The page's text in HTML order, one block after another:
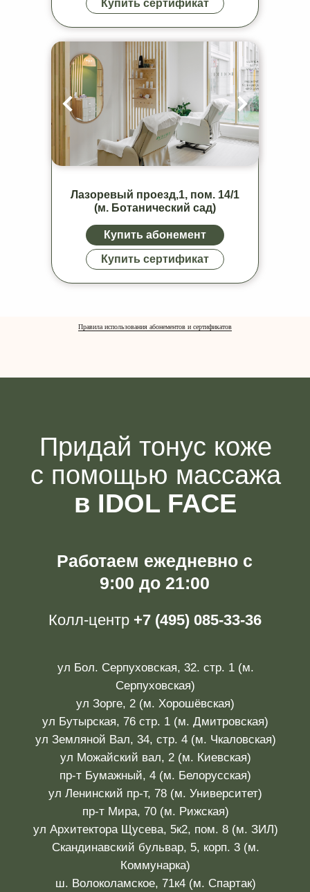
Купить сертификат
Лазоревый проезд,1, пом. 14/1
(м. Ботанический сад)
Купить абонемент
Купить сертификат
Правила использования абонементов и сертификатов
Политика конфиденциальности
© 2020–2024. Все права защищены
Политика конфиденциальности
© 2020–2025. Все права защищены